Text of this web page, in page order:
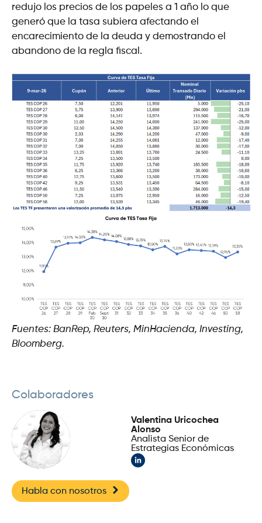
redujo los precios de los papeles a 1 año lo que
generó que la tasa subiera afectando el
encarecimiento de la deuda y demostrando el
abandono de la regla fiscal.
Fuentes: BanRep, Reuters, MinHacienda, Investing,
Bloomberg.
Colaboradores
Valentina Uricochea
Alonso
Analista Senior de
Estrategias Económicas
Habla con nosotros